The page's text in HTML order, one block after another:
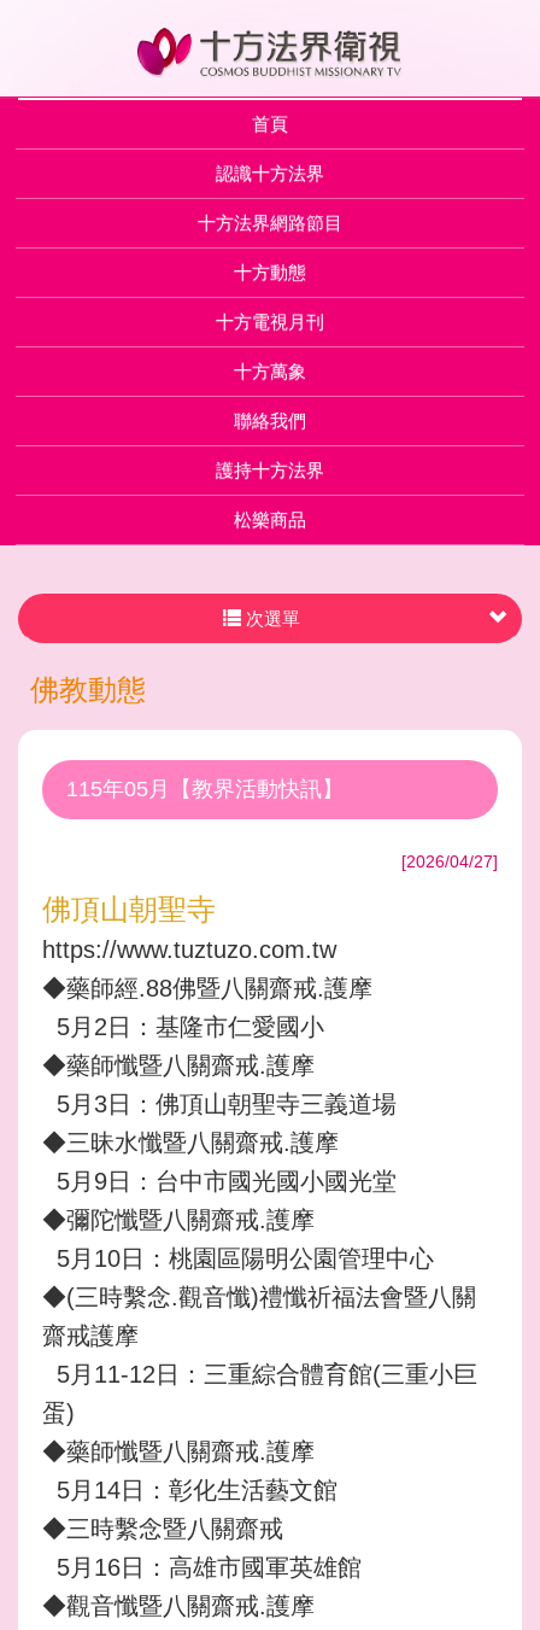
首頁
認識十方法界
十方法界網路節目
十方動態
十方電視月刊
十方萬象
聯絡我們
護持十方法界
松樂商品
次選單
佛教動態
115年05月【教界活動快訊】
[2026/04/27]
佛頂山朝聖寺
https://www.tuztuzo.com.tw
◆藥師經.88佛暨八關齋戒.護摩
5月2日：基隆市仁愛國小
◆藥師懺暨八關齋戒.護摩
5月3日：佛頂山朝聖寺三義道場
◆三昧水懺暨八關齋戒.護摩
5月9日：台中市國光國小國光堂
◆彌陀懺暨八關齋戒.護摩
5月10日：桃園區陽明公園管理中心
◆(三時繫念.觀音懺)禮懺祈福法會暨八關
齋戒護摩
5月11-12日：三重綜合體育館(三重小巨
蛋)
◆藥師懺暨八關齋戒.護摩
5月14日：彰化生活藝文館
◆三時繫念暨八關齋戒
5月16日：高雄市國軍英雄館
◆觀音懺暨八關齋戒.護摩